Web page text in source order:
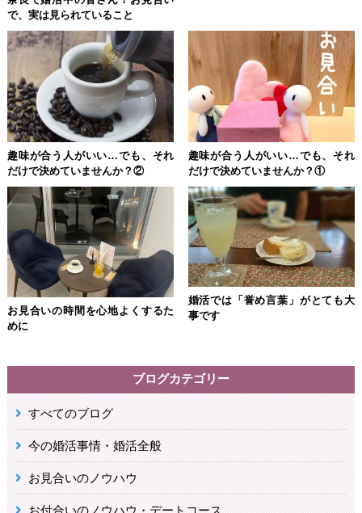
で、実は見られていること
趣味が合う人がいい…でも、それ
だけで決めていませんか？②
趣味が合う人がいい…でも、それ
だけで決めていませんか？①
お見合いの時間を心地よくするた
めに
婚活では「誉め言葉」がとても大
事です
ブログカテゴリー
すべてのブログ
今の婚活事情・婚活全般
お見合いのノウハウ